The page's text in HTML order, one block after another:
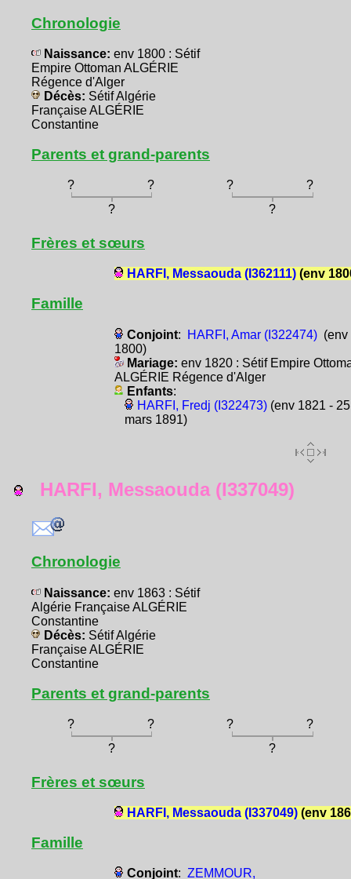
Chronologie
Naissance: env 1800 : Sétif
Empire Ottoman ALGÉRIE
Régence d'Alger
Décès: Sétif Algérie
Française ALGÉRIE
Constantine
Parents et grand-parents
? ? ?
?
?
?
Frères et sœurs
HARFI, Messaouda (I362111)(env
Famille
Conjoint: HARFI, Amar (I322474)(env
1800)
Mariage: env 1820 : Sétif Empire
ALGÉRIE Régence d'Alger
Enfants:
HARFI, Fredj (I322473)(env 1821 - 25
mars 1891)
HARFI, Messaouda (I337049)
Chronologie
Naissance: env 1863 : Sétif
Algérie Française ALGÉRIE
Constantine
Décès: Sétif Algérie
Française ALGÉRIE
Constantine
Parents et grand-parents
? ? ?
?
?
?
Frères et sœurs
HARFI, Messaouda (I337049)(env
Famille
Conjoint: ZEMMOUR,